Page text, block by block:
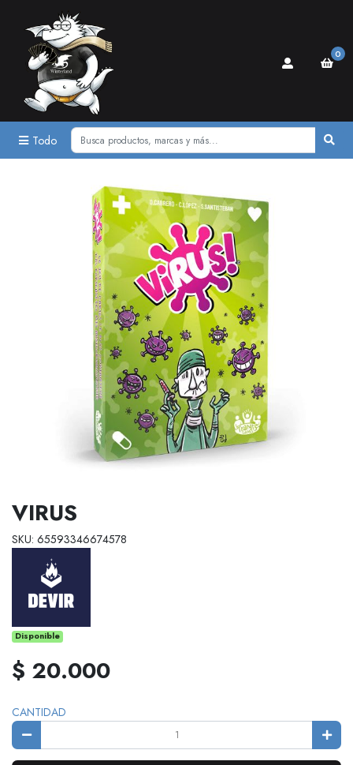
Todo
0
VIRUS
SKU: 65593346674578
Disponible
$ 20.000
CANTIDAD